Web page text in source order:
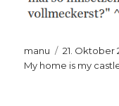
Autor
manu
am
21. Oktober
My home is my